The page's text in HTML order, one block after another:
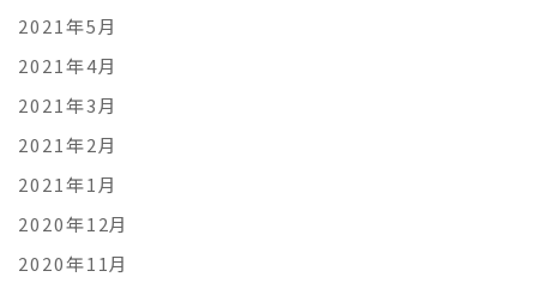
2021年5月
2021年4月
2021年3月
2021年2月
2021年1月
2020年12月
2020年11月